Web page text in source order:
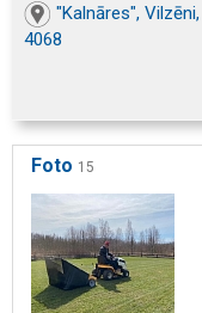
"Kalnāres",
4068
Foto 15